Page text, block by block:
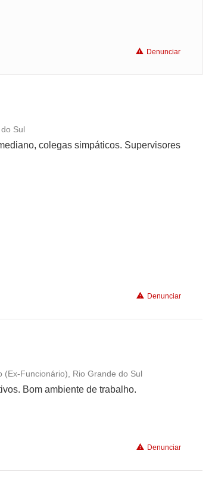
Denunciar
com a vida familiar
Sul
colegas simpáticos. Supervisores
Denunciar
com a vida familiar
Funcionário), Rio Grande do Sul
Bom ambiente de trabalho.
Denunciar